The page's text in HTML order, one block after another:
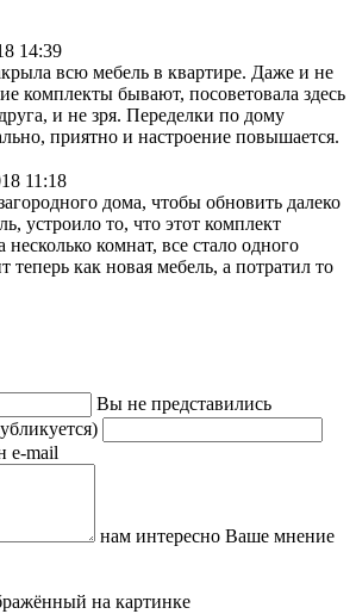
14:39
всю мебель в квартире. Даже и не
комплекты бывают, посоветовала здесь
и не зря. Переделки по дому
приятно и настроение повышается.
11:18
дома, чтобы обновить далеко
устроило то, что этот комплект
несколько комнат, все стало одного
теперь как новая мебель, а потратил то
Вы не представились
e-mail
нам интересно Ваше мнение
на картинке